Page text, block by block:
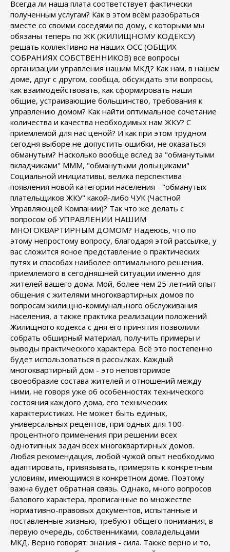
Всегда ли наша плата соответствует фактически
полученным услугам? Как в этом всём разобраться
вместе со своими соседями по дому, с которыми мы
обязаны теперь по ЖК (ЖИЛИЩНОМУ КОДЕКСУ)
решать коллективно на наших ОСС (ОБЩИХ
СОБРАНИЯХ СОБСТВЕННИКОВ) все вопросы
организации управления нашим МКД? Как нам, в нашем
доме, друг с другом, сообща, обсуждать эти вопросы,
как взаимодействовать, как сформировать наши
общие, устраивающие большинство, требования к
управлению домом? Как найти оптимальное сочетание
количества и качества необходимых нам ЖКУ? С
приемлемой для нас ценой? И как при этом трудном
сегодня выборе не допустить ошибки, не оказаться
обманутым? Насколько вообще вслед за "обманутыми
вкладчиками" МММ, "обманутыми дольщиками"
Социальной инициативы, велика перспектива
появления новой категории населения - "обманутых
плательщиков ЖКУ" какой-либо ЧУК (Частной
Управляющей Компании)? Так что же делать с
вопросом об УПРАВЛЕНИИ НАШИМ
МНОГОКВАРТИРНЫМ ДОМОМ? Надеюсь, что по
этому непростому вопросу, благодаря этой рассылке, у
вас сложится ясное представление о практических
путях и способах наиболее оптимального решения,
приемлемого в сегодняшней ситуации именно для
жителей вашего дома. Мой, более чем 25-летний опыт
общения с жителями многоквартирных домов по
вопросам жилищно-коммунального обслуживания
населения, а также практика реализации положений
Жилищного кодекса с дня его принятия позволили
собрать обширный материал, получить примеры и
выводы практического характера. Всё это постепенно
будет использоваться в рассылках. Каждый
многоквартирный дом - это неповторимое
своеобразие состава жителей и отношений между
ними, не говоря уже об особенностях технического
состояния каждого дома, его технических
характеристиках. Не может быть единых,
универсальных рецептов, пригодных для 100-
процентного применения при решении всех
однотипных задач всех многоквартирных домов.
Любая рекомендация, любой чужой опыт необходимо
адаптировать, привязывать, примерять к конкретным
условиям, имеющимся в конкретном доме. Поэтому
важна будет обратная связь. Однако, много вопросов
базового характера, прописанные во множестве
нормативно-правовых документов, испытанные и
поставленные жизнью, требуют общего понимания, в
первую очередь, собственниками, совладельцами
МКД. Верно говорят: знания - сила. Также верно и то,